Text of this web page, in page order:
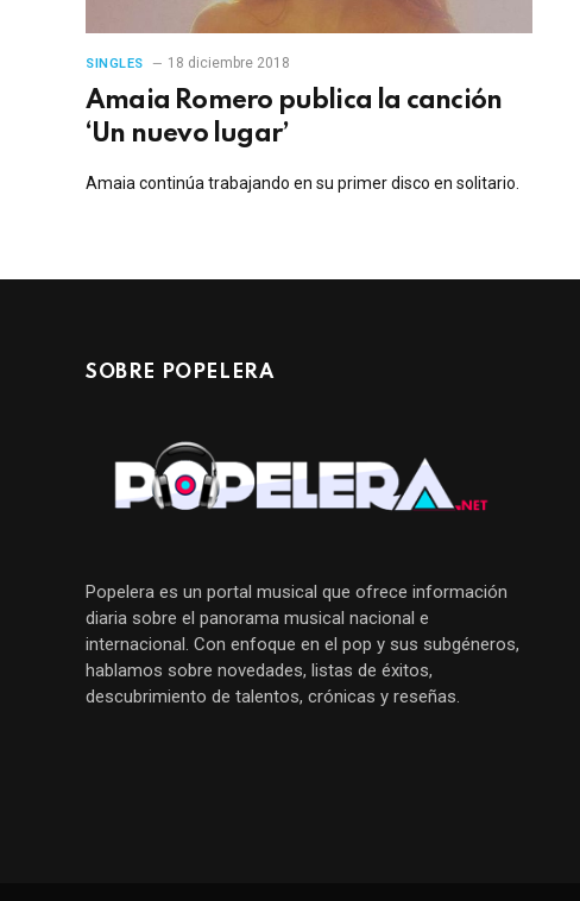
SINGLES 18 diciembre 2018
Amaia Romero publica la canción
‘Un nuevo lugar’
Amaia continúa trabajando en su primer disco en solitario.
SOBRE POPELERA
Popelera es un portal musical que ofrece información
diaria sobre el panorama musical nacional e
internacional. Con enfoque en el pop y sus subgéneros,
hablamos sobre novedades, listas de éxitos,
descubrimiento de talentos, crónicas y reseñas.